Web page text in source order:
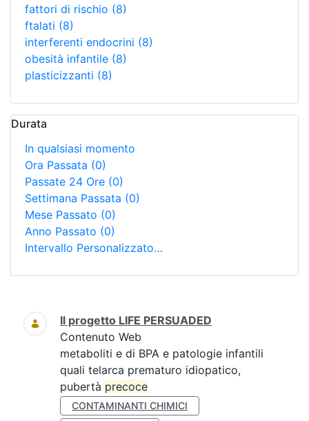
fattori di rischio (8)
ftalati (8)
interferenti endocrini (8)
obesità infantile (8)
plasticizzanti (8)
Durata
In qualsiasi momento
Ora Passata (0)
Passate 24 Ore (0)
Settimana Passata (0)
Mese Passato (0)
Anno Passato (0)
Intervallo Personalizzato…
Ricerca
Il progetto LIFE PERSUADED
Contenuto Web
metaboliti e di BPA e patologie infantili
quali telarca prematuro idiopatico,
pubertà precoce
CONTAMINANTI CHIMICI